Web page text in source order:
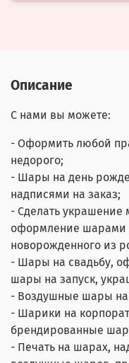
Описание
С нами вы можете:
- Оформить любой
недорого;
- Шары на день
надписями на заказ;
- Сделать
оформление шарами
новорожденного из
- Шары на свадьбу,
шары на запуск,
- Воздушные шары на
- Шарики на
брендированные
- Печать на шарах,